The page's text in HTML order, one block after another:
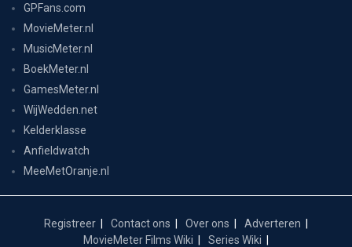
GPFans.com
MovieMeter.nl
MusicMeter.nl
BoekMeter.nl
GamesMeter.nl
WijWedden.net
Kelderklasse
Anfieldwatch
MeeMetOranje.nl
Registreer Contact ons Over ons
Adverteren
MovieMeter Films Wiki
Series Wiki